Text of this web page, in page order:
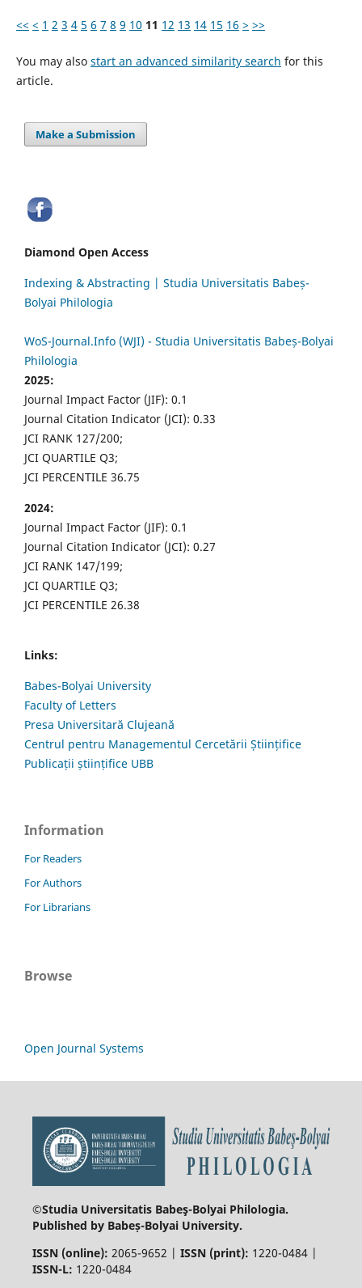
<< < 1 2 3 4 5 6 7 8 9 10 11 12 13 14 15 16 > >>
You may also start an advanced similarity search for this
article.
Make a Submission
Diamond Open Access
Indexing & Abstracting | Studia Universitatis Babeș-
Bolyai Philologia
WoS-Journal.Info (WJI) - Studia Universitatis Babeș-Bolyai
Philologia
2025:
Journal Impact Factor (JIF): 0.1
Journal Citation Indicator (JCI): 0.33
JCI RANK 127/200;
JCI QUARTILE Q3;
JCI PERCENTILE 36.75
2024:
Journal Impact Factor (JIF): 0.1
Journal Citation Indicator (JCI): 0.27
JCI RANK 147/199;
JCI QUARTILE Q3;
JCI PERCENTILE 26.38
Links:
Babes-Bolyai University
Faculty of Letters
Presa Universitară Clujeană
Centrul pentru Managementul Cercetării Științifice
Publicații științifice UBB
Information
For Readers
For Authors
For Librarians
Browse
Open Journal Systems
©Studia Universitatis Babeş-Bolyai Philologia.
Published by Babeș-Bolyai University.
ISSN (online): 2065-9652 | ISSN (print): 1220-0484 |
ISSN-L: 1220-0484